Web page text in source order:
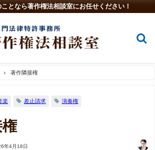
となら著作権法相談室にお任せください！
著作隣接権
楽 差止請求 演奏権
年4月18日